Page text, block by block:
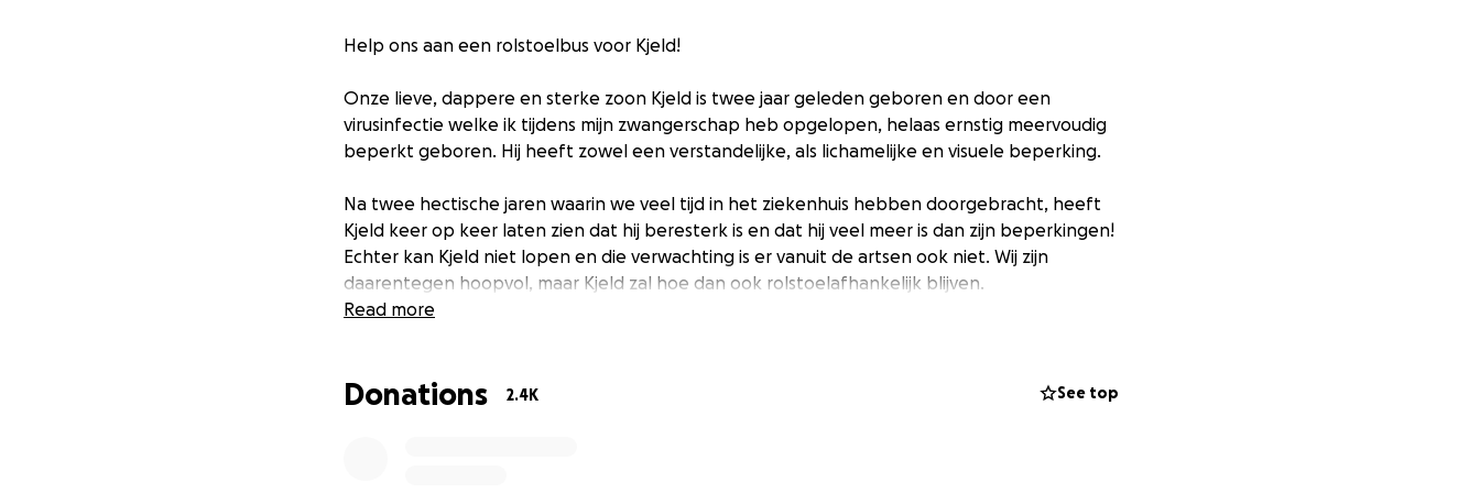
Help ons aan een rolstoelbus voor Kjeld!
Onze lieve, dappere en sterke zoon Kjeld is twee jaar geleden geboren en door een
virusinfectie welke ik tijdens mijn zwangerschap heb opgelopen, helaas ernstig meervoudig
beperkt geboren. Hij heeft zowel een verstandelijke, als lichamelijke en visuele beperking.
Na twee hectische jaren waarin we veel tijd in het ziekenhuis hebben doorgebracht, heeft
Kjeld keer op keer laten zien dat hij beresterk is en dat hij veel meer is dan zijn beperkingen!
Echter kan Kjeld niet lopen en die verwachting is er vanuit de artsen ook niet. Wij zijn
daarentegen hoopvol, maar Kjeld zal hoe dan ook rolstoelafhankelijk blijven.
Read more
Donations 2.4K See top